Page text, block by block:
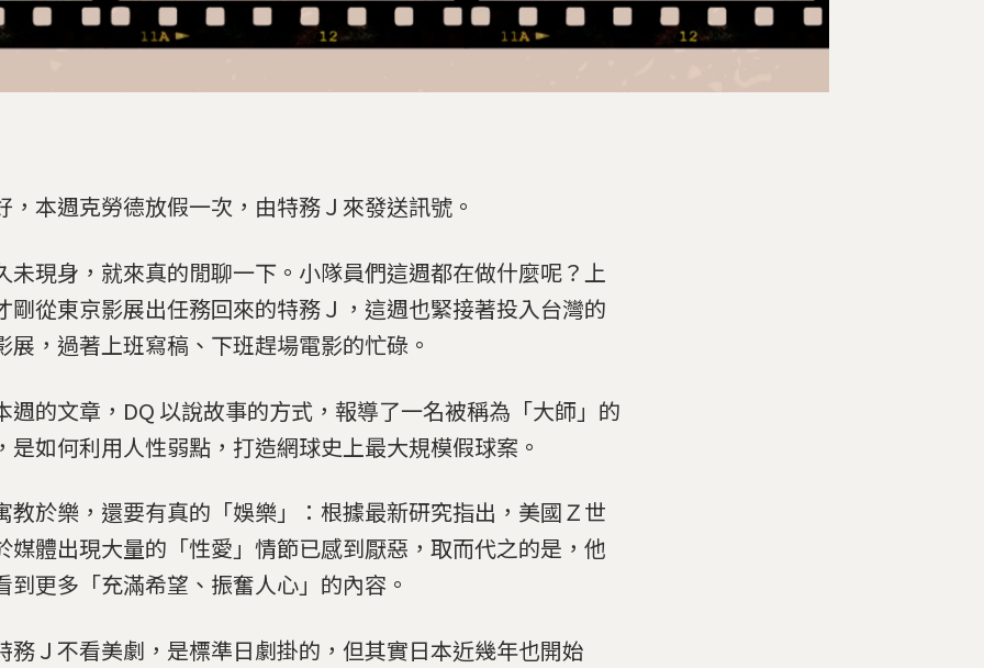
，本週克勞德放假一次，由特務Ｊ來發送訊號。
未現身，就來真的閒聊一下。小隊員們這週都在做什麼呢？上
剛從東京影展出任務回來的特務Ｊ，這週也緊接著投入台灣的
展，過著上班寫稿、下班趕場電影的忙碌。
週的文章，DQ 以說故事的方式，報導了一名被稱為「大師」的
是如何利用人性弱點，打造網球史上最大規模假球案。
教於樂，還要有真的「娛樂」：根據最新研究指出，美國Ｚ世
媒體出現大量的「性愛」情節已感到厭惡，取而代之的是，他
到更多「充滿希望、振奮人心」的內容。
務Ｊ不看美劇，是標準日劇掛的，但其實日本近幾年也開始